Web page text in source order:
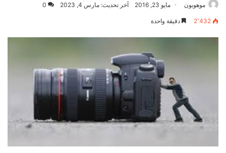
موهوبون مايو 23, 2016 آخر تحديث: مارس 4, 2023 0
2٬432 دقيقة واحدة